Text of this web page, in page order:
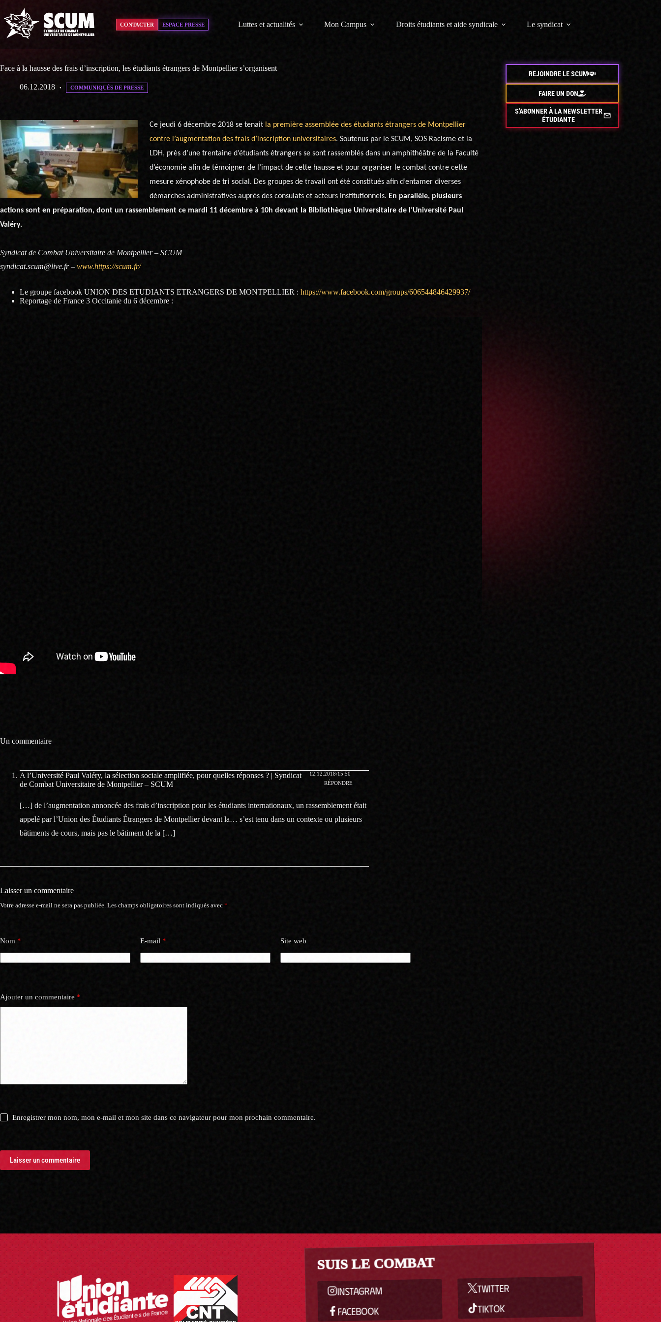
contenu
CONTACTER ESPACE PRESSE Luttes et actualités Mon Campus Droits étudiants et aide syndicale Le syndicat
Face à la hausse des frais d’inscription, les étudiants étrangers de Montpellier s’organisent
06.12.2018 COMMUNIQUÉS DE PRESSE
Ce jeudi 6 décembre 2018 se tenait la première assemblée des étudiants étrangers de Montpellier
contre l’augmentation des frais d’inscription universitaires. Soutenus par le SCUM, SOS Racisme et la
LDH, près d’une trentaine d’étudiants étrangers se sont rassemblés dans un amphithéâtre de la Faculté
d’économie afin de témoigner de l’impact de cette hausse et pour organiser le combat contre cette
mesure xénophobe de tri social. Des groupes de travail ont été constitués afin d’entamer diverses
démarches administratives auprès des consulats et acteurs institutionnels. En parallèle, plusieurs
actions sont en préparation, dont un rassemblement ce mardi 11 décembre à 10h devant la Bibliothèque Universitaire de l’Université Paul
Valéry.
Syndicat de Combat Universitaire de Montpellier – SCUM
syndicat.scum@live.fr – www.https://scum.fr/
Le groupe facebook UNION DES ETUDIANTS ETRANGERS DE MONTPELLIER : https://www.facebook.com/groups/606544846429937/
Reportage de France 3 Occitanie du 6 décembre :
REJOINDRE LE SCUM
FAIRE UN DON
S'ABONNER À LA NEWSLETTER
ÉTUDIANTE
Un commentaire
A l’Université Paul Valéry, la sélection sociale amplifiée, pour quelles réponses ? | Syndicat
de Combat Universitaire de Montpellier – SCUM
12.12.2018/15:50
RÉPONDRE
[…] de l’augmentation annoncée des frais d’inscription pour les étudiants internationaux, un rassemblement était
appelé par l’Union des Étudiants Étrangers de Montpellier devant la… s’est tenu dans un contexte ou plusieurs
bâtiments de cours, mais pas le bâtiment de la […]
Laisser un commentaire
Votre adresse e-mail ne sera pas publiée. Les champs obligatoires sont indiqués avec *
Nom * E-mail * Site web
Ajouter un commentaire *
Enregistrer mon nom, mon e-mail et mon site dans ce navigateur pour mon prochain commentaire.
Laisser un commentaire
SUIS LE COMBAT
INSTAGRAM
FACEBOOK
TWITTER
TIKTOK